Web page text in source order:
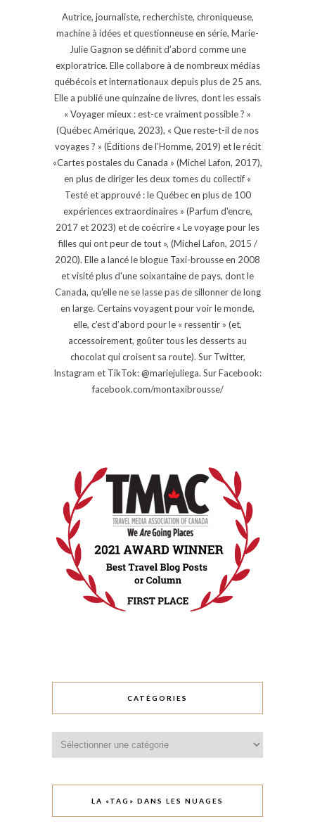
Autrice, journaliste, recherchiste, chroniqueuse,
machine à idées et questionneuse en série, Marie-
Julie Gagnon se définit d’abord comme une
exploratrice. Elle collabore à de nombreux médias
québécois et internationaux depuis plus de 25 ans.
Elle a publié une quinzaine de livres, dont les essais
« Voyager mieux : est-ce vraiment possible ? »
(Québec Amérique, 2023), « Que reste-t-il de nos
voyages ? » (Éditions de l'Homme, 2019) et le récit
«Cartes postales du Canada » (Michel Lafon, 2017),
en plus de diriger les deux tomes du collectif «
Testé et approuvé : le Québec en plus de 100
expériences extraordinaires » (Parfum d'encre,
2017 et 2023) et de coécrire « Le voyage pour les
filles qui ont peur de tout », (Michel Lafon, 2015 /
2020). Elle a lancé le blogue Taxi-brousse en 2008
et visité plus d'une soixantaine de pays, dont le
Canada, qu'elle ne se lasse pas de sillonner de long
en large. Certains voyagent pour voir le monde,
elle, c’est d’abord pour le « ressentir » (et,
accessoirement, goûter tous les desserts au
chocolat qui croisent sa route). Sur Twitter,
Instagram et TikTok: @mariejuliega. Sur Facebook:
facebook.com/montaxibrousse/
CATÉGORIES
LA «TAG» DANS LES NUAGES